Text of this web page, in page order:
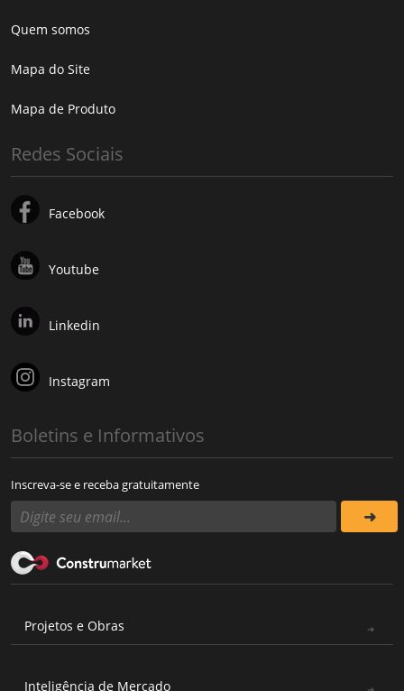
Quem somos
Mapa do Site
Mapa de Produto
Redes Sociais
Facebook
Youtube
Linkedin
Instagram
Boletins e Informativos
Inscreva-se e receba gratuitamente
Projetos e Obras
Inteligência de Mercado